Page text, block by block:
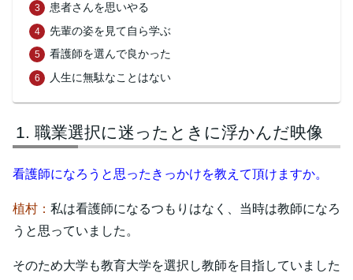
患者さんを思いやる
先輩の姿を見て自ら学ぶ
看護師を選んで良かった
人生に無駄なことはない
職業選択に迷ったときに浮かんだ映像
看護師になろうと思ったきっかけを教えて頂けますか。
植村： 私は看護師になるつもりはなく、当時は教師になろ
うと思っていました。
そのため大学も教育大学を選択し教師を目指していました